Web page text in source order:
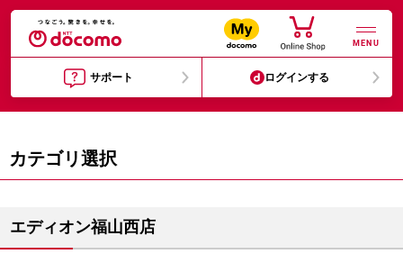
MENU
サポート ログインする
カテゴリ選択
エディオン福山西店